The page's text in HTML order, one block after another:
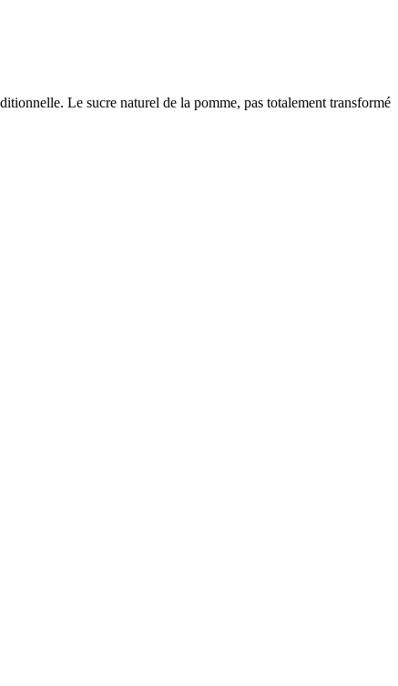
Le sucre naturel de la pomme, pas totalement transformé